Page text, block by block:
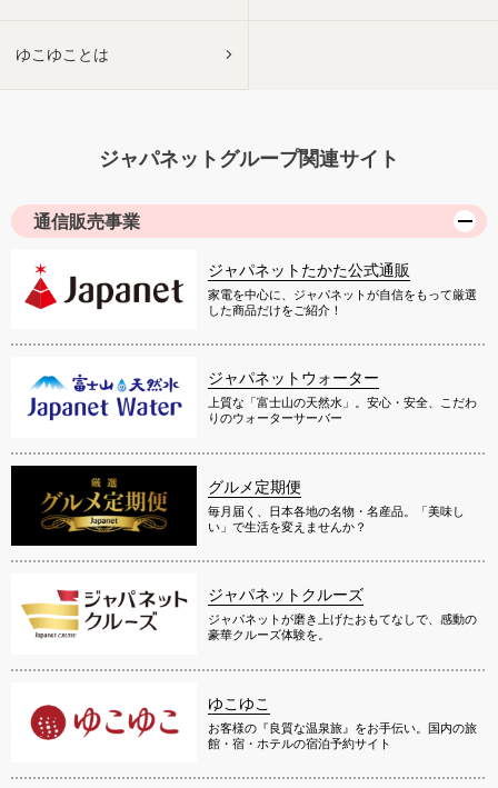
ゆこゆことは
ジャパネットグループ関連サイト
通信販売事業
ジャパネットたかた公式通販
家電を中心に、ジャパネットが自信をもって厳選
した商品だけをご紹介！
ジャパネットウォーター
上質な「富士山の天然水」。安心・安全、こだわ
りのウォーターサーバー
グルメ定期便
毎月届く、日本各地の名物・名産品。「美味し
い」で生活を変えませんか？
ジャパネットクルーズ
ジャパネットが磨き上げたおもてなしで、感動の
豪華クルーズ体験を。
ゆこゆこ
お客様の『良質な温泉旅』をお手伝い。国内の旅
館・宿・ホテルの宿泊予約サイト